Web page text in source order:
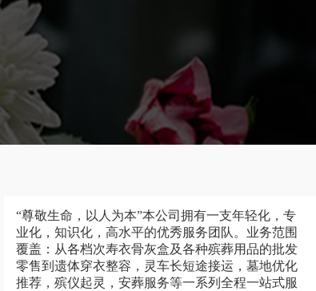
“尊敬生命，以人为本”本公司拥有一支年轻化，专
业化，知识化，高水平的优秀服务团队。业务范围
覆盖：从各档次寿衣骨灰盒及各种殡葬用品的批发
零售到遗体穿衣整容，灵车长短途接运，墓地优化
推荐，殡仪起灵，安葬服务等一系列全程一站式服